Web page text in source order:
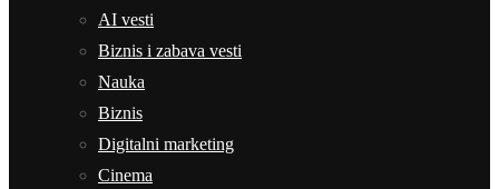
AI vesti
Biznis i zabava vesti
Nauka
Biznis
Digitalni marketing
Cinema